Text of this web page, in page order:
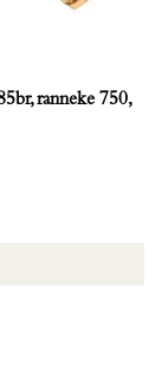
ranneke 750,